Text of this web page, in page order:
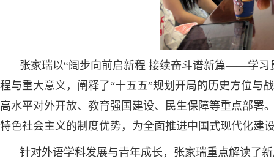
张家瑞以“阔步向前启新程 接续奋斗谱新篇——学习
程与重大意义，阐释了“十五五”规划开局的历史方位与
高水平对外开放、教育强国建设、民生保障等重点部署
特色社会主义的制度优势，为全面推进中国式现代化建
针对外语学科发展与青年成长，张家瑞重点解读了